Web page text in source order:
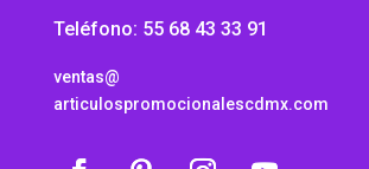
Teléfono: 55 68 43 33 91
ventas@
articulospromocionalescdmx.com